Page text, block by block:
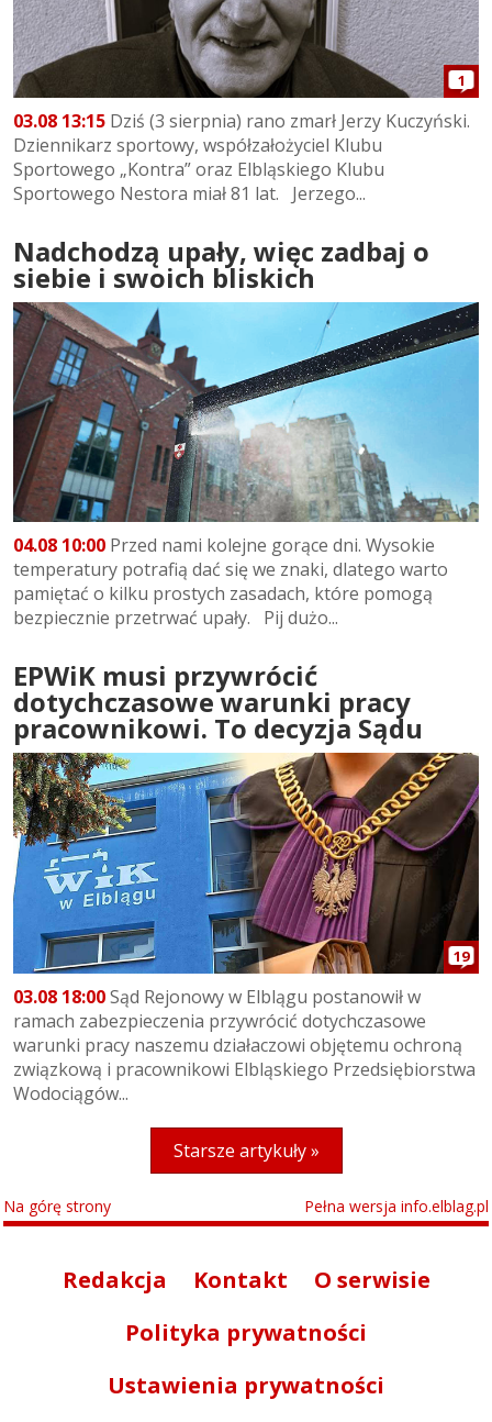
1
03.08 13:15 Dziś (3 sierpnia) rano zmarł Jerzy Kuczyński.
Dziennikarz sportowy, współzałożyciel Klubu
Sportowego „Kontra” oraz Elbląskiego Klubu
Sportowego Nestora miał 81 lat. Jerzego...
Nadchodzą upały, więc zadbaj o
siebie i swoich bliskich
04.08 10:00 Przed nami kolejne gorące dni. Wysokie
temperatury potrafią dać się we znaki, dlatego warto
pamiętać o kilku prostych zasadach, które pomogą
bezpiecznie przetrwać upały. Pij dużo...
EPWiK musi przywrócić
dotychczasowe warunki pracy
pracownikowi. To decyzja Sądu
19
03.08 18:00Sąd Rejonowy w Elblągu postanowił w
ramach zabezpieczenia przywrócić dotychczasowe
warunki pracy naszemu działaczowi objętemu ochroną
związkową i pracownikowi Elbląskiego Przedsiębiorstwa
Wodociągów...
Starsze artykuły »
Na górę strony Pełna wersja info.elblag.pl
Redakcja Kontakt
O serwisie
Polityka prywatności
Ustawienia prywatności